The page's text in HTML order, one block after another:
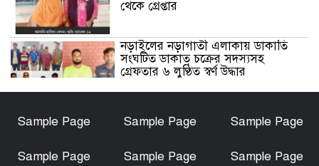
থেকে গ্রেপ্তার
নড়াইলের নড়াগাতী এলাকায় ডাকাতি
সংঘটিত ডাকাত চক্রের সদস্যসহ
গ্রেফতার ৬ লুণ্ঠিত স্বর্ণ উদ্ধার
হত্যা মামলার আসামি আকাশ বিশ্বাস
Sample Page Sample Page Sample Page
Sample Page Sample Page Sample Page